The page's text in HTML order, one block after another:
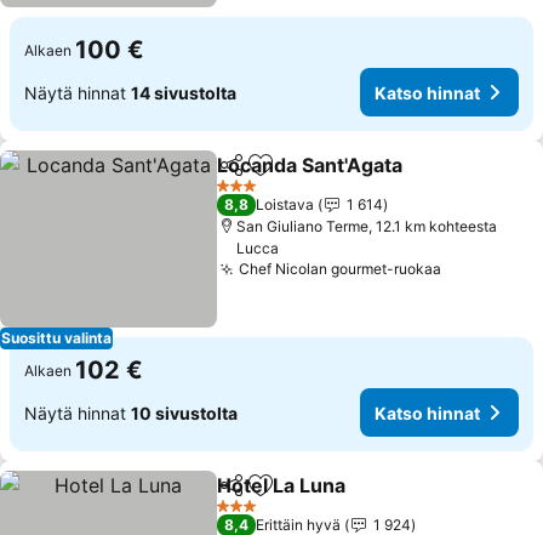
Alkaen 100 €
Näytä hinnat 14 sivustolta Katso hinnat
Suosittu valinta
Jaa Lisää suosikkeihin
Locanda Sant'Agata
3 Tähtiluokitus
8,8 Loistava
1 614
San Giuliano Terme, 12.1 km kohteesta
Lucca
Chef Nicolan gourmet-ruokaa
Alkaen 102 €
Näytä hinnat 10 sivustolta Katso hinnat
Jaa Lisää suosikkeihin
Hotel La Luna
3 Tähtiluokitus
8,4 Erittäin hyvä
1 924